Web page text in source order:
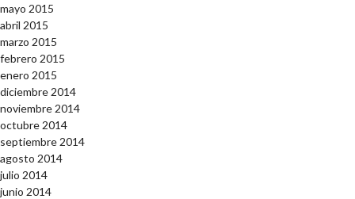
mayo 2015
abril 2015
marzo 2015
febrero 2015
enero 2015
diciembre 2014
noviembre 2014
octubre 2014
septiembre 2014
agosto 2014
julio 2014
junio 2014